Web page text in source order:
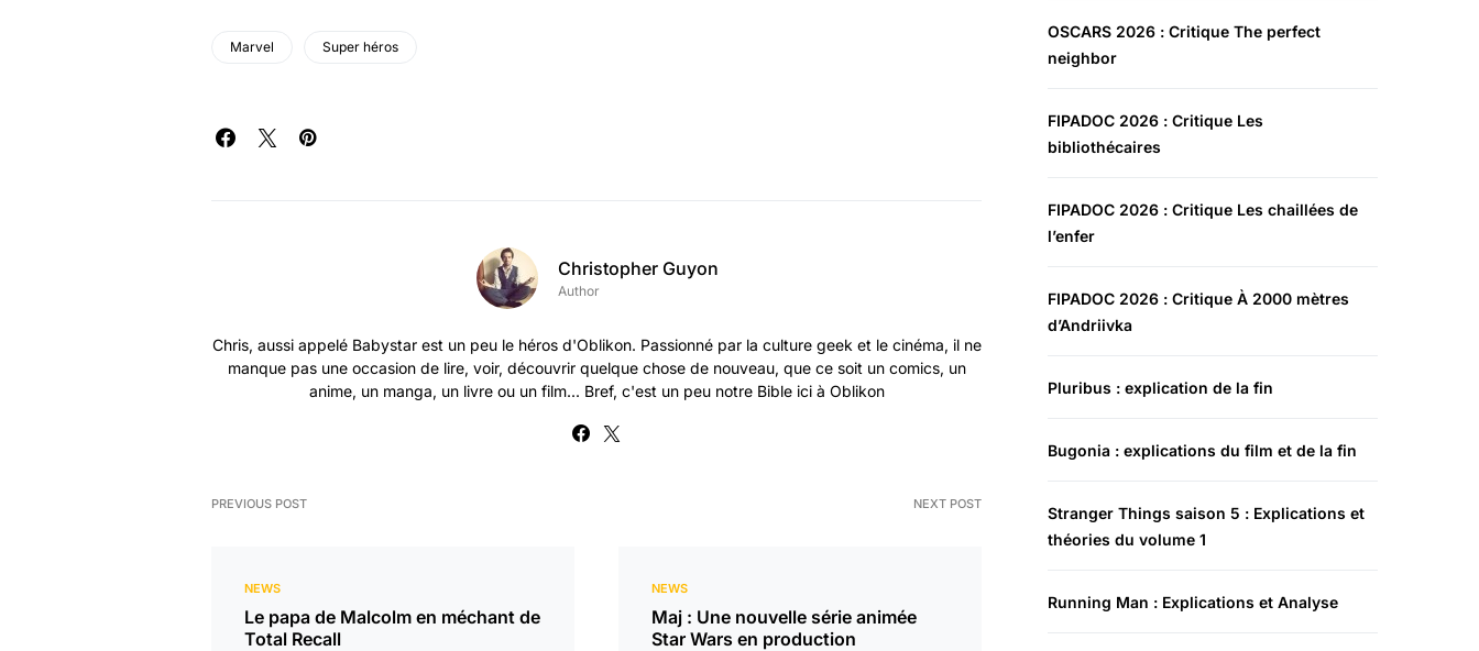
Marvel Super héros
Christopher Guyon
Author
Chris, aussi appelé Babystar est un peu le héros d'Oblikon. Passionné par la culture geek et le cinéma, il ne
manque pas une occasion de lire, voir, découvrir quelque chose de nouveau, que ce soit un comics, un
anime, un manga, un livre ou un film... Bref, c'est un peu notre Bible ici à Oblikon
PREVIOUS POST
NEWS
Le papa de Malcolm en méchant de
Total Recall
NEXT POST
NEWS
Maj : Une nouvelle série animée
Star Wars en production
OSCARS 2026 : Critique The perfect
neighbor
FIPADOC 2026 : Critique Les
bibliothécaires
FIPADOC 2026 : Critique Les chaillées de
l’enfer
FIPADOC 2026 : Critique À 2000 mètres
d’Andriivka
Pluribus : explication de la fin
Bugonia : explications du film et de la fin
Stranger Things saison 5 : Explications et
théories du volume 1
Running Man : Explications et Analyse